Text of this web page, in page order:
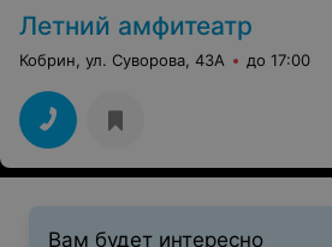
Летний амфитеатр
Кобрин, ул. Суворова, 43А до 17:00
Вам будет интересно